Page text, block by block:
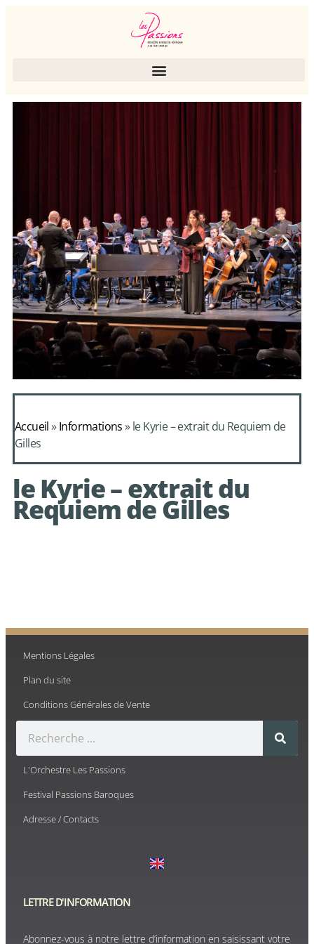
Alcimadure de
Mondonville
avec le choeur de
chambre Les Eléments
Accueil»Informations»le Kyrie – extrait du Requiem de
Gilles
le Kyrie – extrait du
Requiem de Gilles
Mentions Légales
Plan du site
Conditions Générales de Vente
L'Orchestre Les Passions
Festival Passions Baroques
Adresse / Contacts
LETTRE D'INFORMATION
Abonnez-vous à notre lettre d’information en saisissant votre